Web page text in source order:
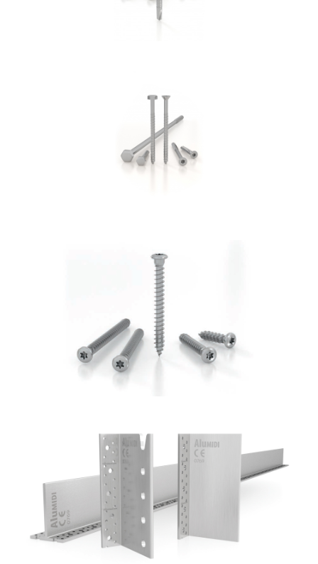
Vite per cemento SKR:SKS
ROTHOBLAAS
Vite LBS
ROTHOBLAAS
Staffa a scomparsa Alumidi
ROTHOBLAAS